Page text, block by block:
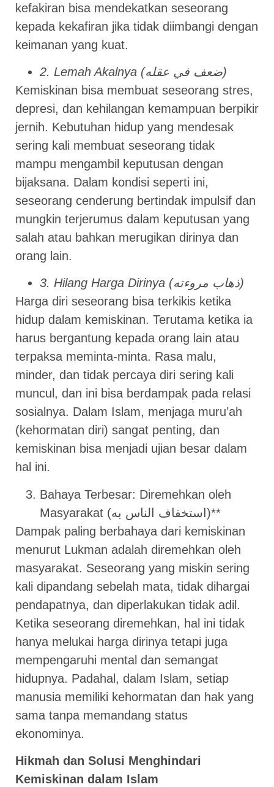
kefakiran bisa mendekatkan seseorang
kepada kekafiran jika tidak diimbangi dengan
keimanan yang kuat.
2. Lemah Akalnya (ضعف في عقله)
Kemiskinan bisa membuat seseorang stres,
depresi, dan kehilangan kemampuan berpikir
jernih. Kebutuhan hidup yang mendesak
sering kali membuat seseorang tidak
mampu mengambil keputusan dengan
bijaksana. Dalam kondisi seperti ini,
seseorang cenderung bertindak impulsif dan
mungkin terjerumus dalam keputusan yang
salah atau bahkan merugikan dirinya dan
orang lain.
3. Hilang Harga Dirinya (ذهاب مروءته)
Harga diri seseorang bisa terkikis ketika
hidup dalam kemiskinan. Terutama ketika ia
harus bergantung kepada orang lain atau
terpaksa meminta-minta. Rasa malu,
minder, dan tidak percaya diri sering kali
muncul, dan ini bisa berdampak pada relasi
sosialnya. Dalam Islam, menjaga muru’ah
(kehormatan diri) sangat penting, dan
kemiskinan bisa menjadi ujian besar dalam
hal ini.
Bahaya Terbesar: Diremehkan oleh
Masyarakat (استخفاف الناس به)**
Dampak paling berbahaya dari kemiskinan
menurut Lukman adalah diremehkan oleh
masyarakat. Seseorang yang miskin sering
kali dipandang sebelah mata, tidak dihargai
pendapatnya, dan diperlakukan tidak adil.
Ketika seseorang diremehkan, hal ini tidak
hanya melukai harga dirinya tetapi juga
mempengaruhi mental dan semangat
hidupnya. Padahal, dalam Islam, setiap
manusia memiliki kehormatan dan hak yang
sama tanpa memandang status
ekonominya.
Hikmah dan Solusi Menghindari
Kemiskinan dalam Islam